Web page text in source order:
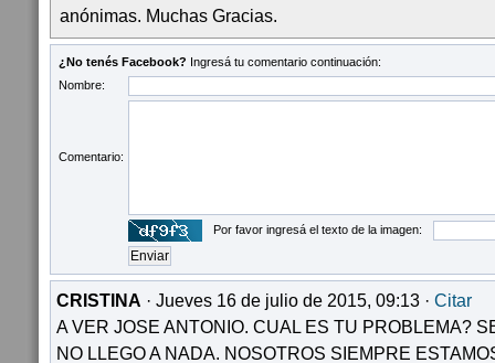
anónimas. Muchas Gracias.
¿No tenés Facebook? Ingresá tu comentario continuación:
Nombre:
Comentario:
Por favor ingresá el texto de la imagen:
CRISTINA · Jueves 16 de julio de 2015, 09:13 · Citar
A VER JOSE ANTONIO. CUAL ES TU PROBLEMA?
NO LLEGO A NADA. NOSOTROS SIEMPRE